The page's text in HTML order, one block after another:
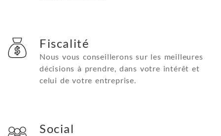
Fiscalité
Nous vous conseillerons sur les meilleures
décisions à prendre, dans votre intérêt et
celui de votre entreprise.
Social